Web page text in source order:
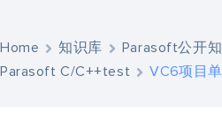
Home 知识库
Parasoft公开
Parasoft C/C++test
VC6项目